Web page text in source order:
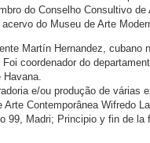
do Conselho Consultivo
acervo do Museu de Arte
Martín Hernandez, cubano
coordenador do
Havana.
e/ou produção de várias
Arte Contemporânea Wifredo
99, Madri; Principio y fin de